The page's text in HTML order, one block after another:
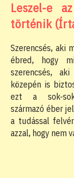
Leszel-e
történik
Szerencsés, aki
ébred, hogy
szerencsés,
közepén is
ezt a sok-sok
származó éber
a tudással
azzal, hogy nem